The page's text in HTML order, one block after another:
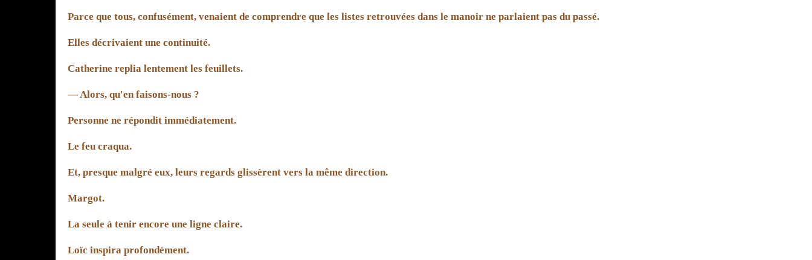
Parce que tous, confusément, venaient de comprendre que les listes retrouvées dans le manoir ne parlaient pas du passé.
Elles décrivaient une continuité.
Catherine replia lentement les feuillets.
— Alors, qu'en faisons-nous ?
Personne ne répondit immédiatement.
Le feu craqua.
Et, presque malgré eux, leurs regards glissèrent vers la même direction.
Margot.
La seule à tenir encore une ligne claire.
Loïc inspira profondément.